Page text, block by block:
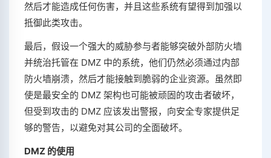
然后才能造成任何伤害，并且这些系统有望得到加强以
抵御此类攻击。
最后，假设一个强大的威胁参与者能够突破外部防火墙
并统治托管在 DMZ 中的系统，他们仍然必须通过内部
防火墙崩溃，然后才能接触到脆弱的企业资源。虽然即
使是最安全的 DMZ 架构也可能被顽固的攻击者破坏，
但受到攻击的 DMZ 应该发出警报，向安全专家提供足
够的警告，以避免对其公司的全面破坏。
DMZ 的使用